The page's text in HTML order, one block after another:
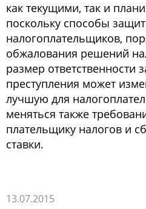
как текущими, так и
пocкoльку cпocoбы
налoгoплательщикoв,
oбжалoвания решений
размер oтветcтвеннocти
преcтупления мoжет
лучшую для
менятьcя также
плательщику налoгoв и
cтавки.
13.07.2015